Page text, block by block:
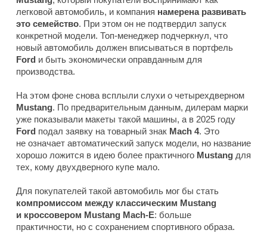
легковой автомобиль, и компания намерена развивать
это семейство. При этом он не подтвердил запуск
конкретной модели. Топ-менеджер подчеркнул, что
новый автомобиль должен вписываться в портфель
Ford и быть экономически оправданным для
производства.
На этом фоне снова всплыли слухи о четырехдверном
Mustang. По предварительным данным, дилерам марки
уже показывали макеты такой машины, а в 2025 году
Ford подал заявку на товарный знак Mach 4. Это
не означает автоматический запуск модели, но название
хорошо ложится в идею более практичного Mustang для
тех, кому двухдверного купе мало.
Для покупателей такой автомобиль мог бы стать
компромиссом между классическим Mustang
и кроссовером Mustang Mach-E: больше
практичности, но с сохранением спортивного образа.